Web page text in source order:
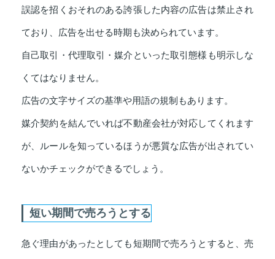
誤認を招くおそれのある誇張した内容の広告は禁止され
ており、広告を出せる時期も決められています。
自己取引・代理取引・媒介といった取引態様も明示しな
くてはなりません。
広告の文字サイズの基準や用語の規制もあります。
媒介契約を結んでいれば不動産会社が対応してくれます
が、ルールを知っているほうが悪質な広告が出されてい
ないかチェックができるでしょう。
短い期間で売ろうとする
急ぐ理由があったとしても短期間で売ろうとすると、売